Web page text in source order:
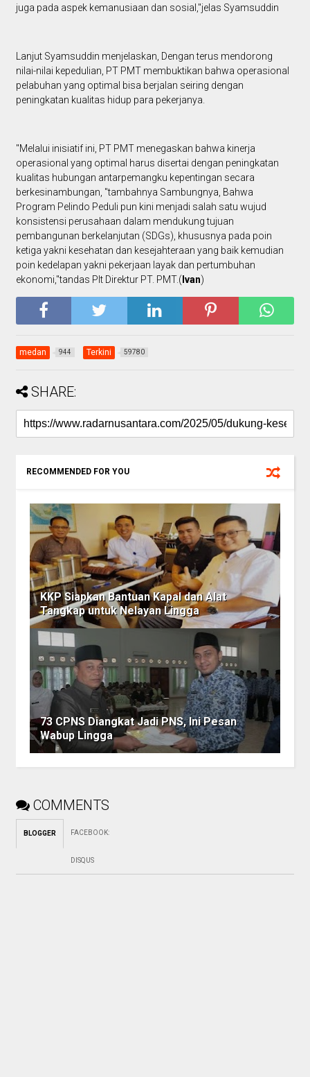
juga pada aspek kemanusiaan dan sosial,"jelas Syamsuddin
Lanjut Syamsuddin menjelaskan, Dengan terus mendorong
nilai-nilai kepedulian, PT PMT membuktikan bahwa operasional
pelabuhan yang optimal bisa berjalan seiring dengan
peningkatan kualitas hidup para pekerjanya.
"Melalui inisiatif ini, PT PMT menegaskan bahwa kinerja
operasional yang optimal harus disertai dengan peningkatan
kualitas hubungan antarpemangku kepentingan secara
berkesinambungan, "tambahnya Sambungnya, Bahwa
Program Pelindo Peduli pun kini menjadi salah satu wujud
konsistensi perusahaan dalam mendukung tujuan
pembangunan berkelanjutan (SDGs), khususnya pada poin
ketiga yakni kesehatan dan kesejahteraan yang baik kemudian
poin kedelapan yakni pekerjaan layak dan pertumbuhan
ekonomi,"tandas Plt Direktur PT. PMT.( Ivan)
medan 944 Terkini 59780
SHARE:
RECOMMENDED FOR YOU
KKP Siapkan Bantuan Kapal dan Alat
Tangkap untuk Nelayan Lingga
73 CPNS Diangkat Jadi PNS, Ini Pesan
Wabup Lingga
COMMENTS
BLOGGER FACEBOOK:
DISQUS